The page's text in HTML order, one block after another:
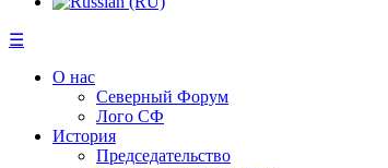
☰
О нас
Северный Форум
Лого СФ
История
Председательство